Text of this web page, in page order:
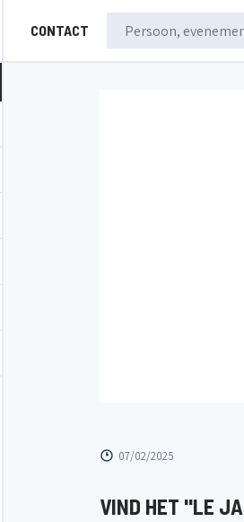
CONTACT
07/02/2025
VIND HET "LE